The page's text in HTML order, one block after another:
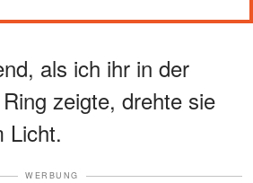
als ich ihr in der
zeigte, drehte sie
Licht.
WERBUNG